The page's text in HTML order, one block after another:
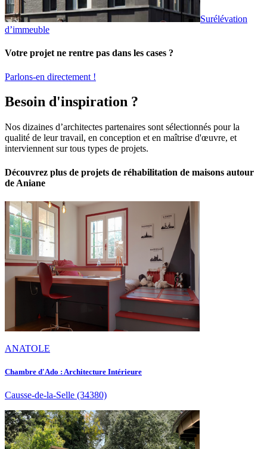
Surélévation
d’immeuble
Votre projet ne rentre pas dans les cases ?
Parlons-en directement !
Besoin d'inspiration ?
Nos dizaines d’architectes partenaires sont sélectionnés pour la
qualité de leur travail, en conception et en maîtrise d'œuvre, et
interviennent sur tous types de projets.
Découvrez plus de projets de réhabilitation de maisons autour
de Aniane
ANATOLE
Chambre d'Ado : Architecture Intérieure
Causse-de-la-Selle (34380)